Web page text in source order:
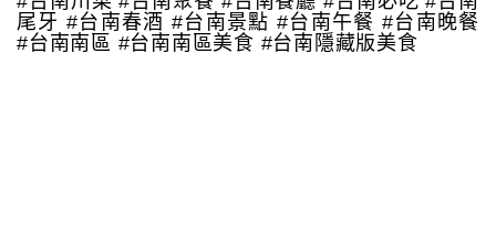
尾牙 #台南春酒 #台南景點 #台南午餐 #台南晚餐
#台南南區 #台南南區美食 #台南隱藏版美食